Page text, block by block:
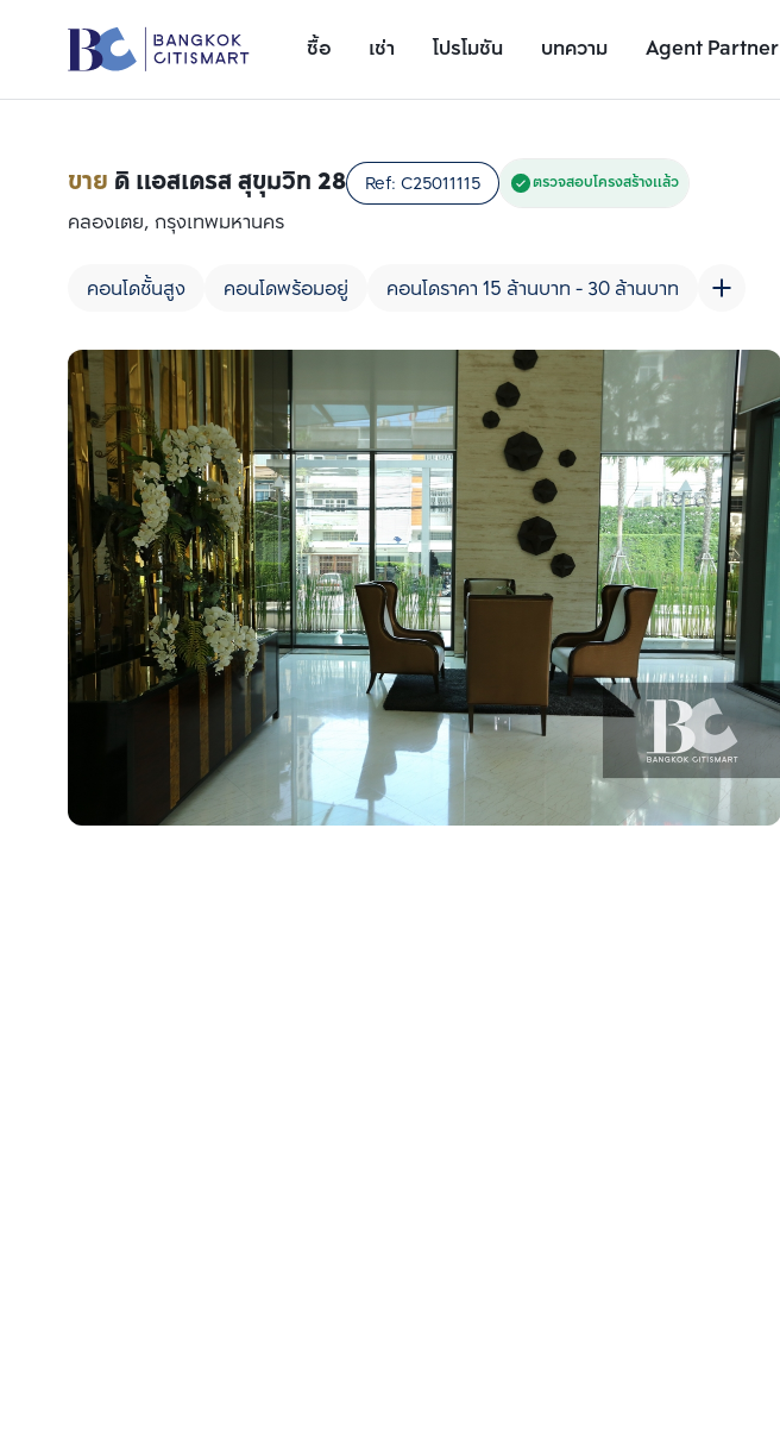
ซื้อ เช่า โปรโมชัน บทความ Agent Partner
รายละเอียดยูนิต
ขาย ดิ แอสเดรส สุขุมวิท 28 Ref: C25011115 ตรวจสอบโครงสร้างแล้ว
คลองเตย, กรุงเทพมหานคร
คอนโดชั้นสูง คอนโดพร้อมอยู่ คอนโดราคา 15 ล้านบาท - 30 ล้านบาท
เพิ่มยูนิตเปรียบเทียบ
รายการที่ 1
เพิ่มยูนิตเปรียบเทียบ
รายการที่ 2